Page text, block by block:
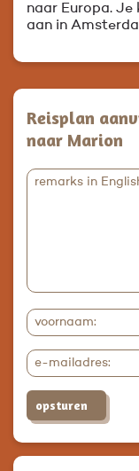
naar Europa.
aan in
Reisplan
naar Marion
opsturen